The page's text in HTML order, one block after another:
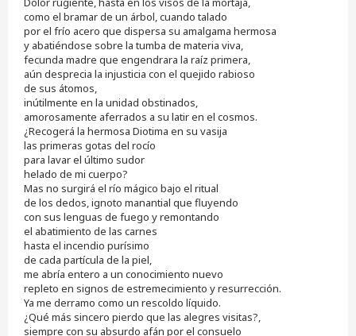
como el bramar de un árbol, cuando talado
por el frío acero que dispersa su amalgama hermosa
y abatiéndose sobre la tumba de materia viva,
fecunda madre que engendrara la raíz primera,
aún desprecia la injusticia con el quejido rabioso
de sus átomos,
inútilmente en la unidad obstinados,
amorosamente aferrados a su latir en el cosmos.
¿Recogerá la hermosa Diotima en su vasija
las primeras gotas del rocío
para lavar el último sudor
helado de mi cuerpo?
Mas no surgirá el río mágico bajo el ritual
de los dedos, ignoto manantial que fluyendo
con sus lenguas de fuego y remontando
el abatimiento de las carnes
hasta el incendio purísimo
de cada partícula de la piel,
me abría entero a un conocimiento nuevo
repleto en signos de estremecimiento y resurrección.
Ya me derramo como un rescoldo líquido.
¿Qué más sincero pierdo que las alegres visitas?,
siempre con su absurdo afán por el consuelo